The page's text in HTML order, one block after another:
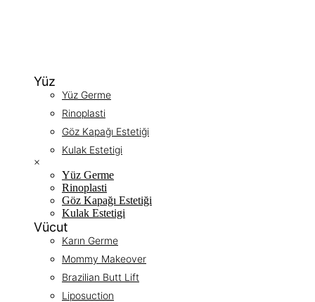
Yüz
Yüz Germe
Rinoplasti
Göz Kapağı Estetiği
Kulak Estetigi
×
Yüz Germe
Rinoplasti
Göz Kapağı Estetiği
Kulak Estetigi
Vücut
Karın Germe
Mommy Makeover
Brazilian Butt Lift
Liposuction